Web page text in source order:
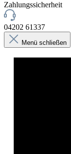
Zahlungssicherheit
04202 61337
Menü schließen